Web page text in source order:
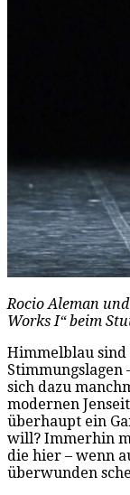
Rocio Aleman
Works I“ beim
Himmelblau sind
sich dazu
modernen
überhaupt ein
will? Immerhin
die hier – wenn
überwunden